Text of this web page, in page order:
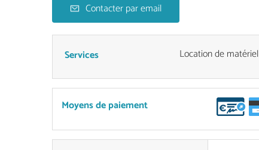
Contacter par email
Services Location de matériel
Moyens de paiement